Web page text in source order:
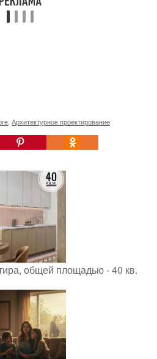
Архитектурное проектирование
общей площадью - 40 кв.